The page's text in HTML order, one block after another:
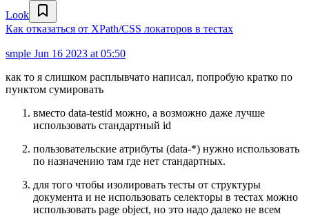
Look
Как отказаться от XPath/CSS локаторов в тестах
smple Jun 16 2023 at 05:50
как то я слишком расплывчато написал, попробую кратко по
пунктом сумировать
вместо data-testid можно, а возможно даже лучше
использовать стандартный id
пользовательские атрибуты (data-*) нужно использовать
по назначению там где нет стандартных.
для того чтобы изолировать тесты от структуры
документа и не использовать селекторы в тестах можно
использовать page object, но это надо далеко не всем